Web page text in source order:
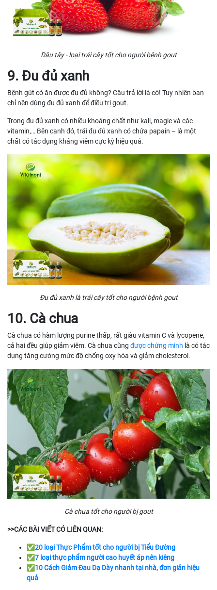
Dâu tây - loại trái cây tốt cho người bệnh gout
9. Đu đủ xanh
Bệnh gút có ăn được đu đủ không? Câu trả lời là có! Tuy nhiên bạn
chỉ nên dùng đu đủ xanh để điều trị gout.
Trong đu đủ xanh có nhiều khoáng chất như kali, magie và các
vitamin,… Bên cạnh đó, trái đu đủ xanh có chứa papain – là một
chất có tác dụng kháng viêm cực kỳ hiệu quả.
Đu đủ xanh là trái cây tốt cho người bệnh gout
10. Cà chua
Cà chua có hàm lượng purine thấp, rất giàu vitamin C và lycopene,
cả hai đều giúp giảm viêm. Cà chua cũng được chứng minh là có tác
dụng tăng cường mức độ chống oxy hóa và giảm cholesterol.
Cà chua tốt cho người bị gout
>>CÁC BÀI VIẾT CÓ LIÊN QUAN:
✅20 loại Thực Phẩm tốt cho người bị Tiểu Đường
✅7 loại thực phẩm người cao huyết áp nên kiêng
✅10 Cách Giảm Đau Dạ Dày nhanh tại nhà, đơn giản hiệu
quả